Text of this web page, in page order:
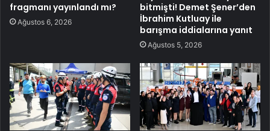
fragmanı yayınlandı mı?
Ağustos 6, 2026
bitmişti! Demet Şener’den
İbrahim Kutluay ile
barışma iddialarına yanıt
Ağustos 5, 2026